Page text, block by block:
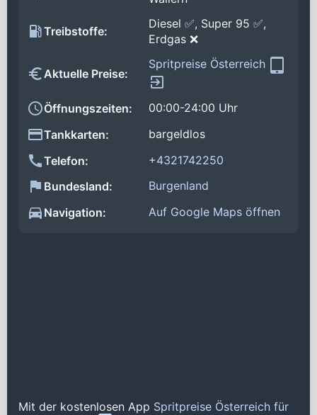
Treibstoffe:
Diesel ✅, Super 95 ✅,
Erdgas ❌
Aktuelle Preise:
Spritpreise Österreich
Öffnungszeiten:
00:00-24:00 Uhr
Tankkarten:
bargeldlos
Telefon:
+4321742250
Bundesland:
Burgenland
Navigation:
Auf Google Maps öffnen
Mit der kostenlosen App Spritpreise Österreich für